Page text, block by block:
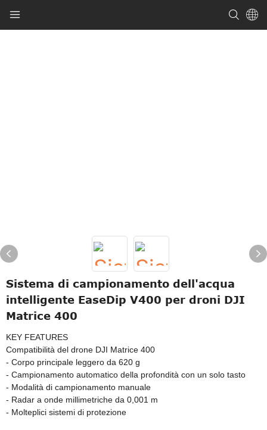
Sistema di campionamento dell'acqua
intelligente EaseDip V400 per droni DJI
Matrice 400
KEY FEATURES
Compatibilità del drone DJI Matrice 400
- Corpo principale leggero da 620 g
- Campionamento automatico della profondità con un solo tasto
- Modalità di campionamento manuale
- Radar a onde millimetriche da 0,001 m
- Molteplici sistemi di protezione